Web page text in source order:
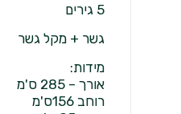
5 גירים
גשר + מקל גשר
מידות:
אורך – 285 ס'מ
רוחב 156ס'מ